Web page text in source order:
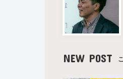
NEW POST